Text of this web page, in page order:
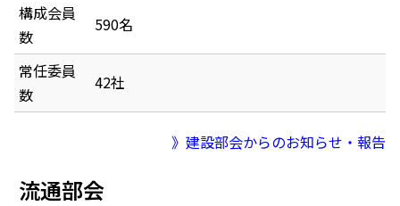
構成会員
数
590名
常任委員
数
42社
》建設部会からのお知らせ・報告
流通部会